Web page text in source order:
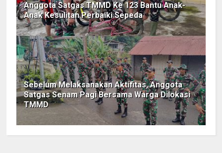
Anggota Satgas TMMD Ke 123 Bantu Anak-
Anak Kesulitan Perbaiki Sepeda
Sebelum Melaksanakan Aktifitas, Anggota
Satgas Senam Pagi Bersama Warga Dilokasi
TMMD